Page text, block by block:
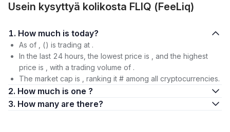
Usein kysyttyä kolikosta FLIQ (FeeLiq)
1. How much is today?
As of , () is trading at .
In the last 24 hours, the lowest price is , and the highest
price is , with a trading volume of .
The market cap is , ranking it # among all cryptocurrencies.
2. How much is one ?
3. How many are there?